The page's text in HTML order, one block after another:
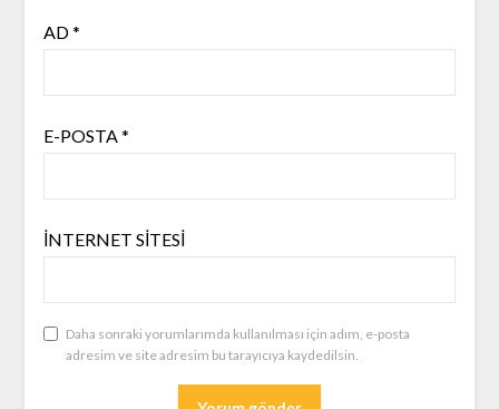
AD*
E-POSTA*
İNTERNET SITESI
Daha sonraki yorumlarımda kullanılması için adım, e-posta
adresim ve site adresim bu tarayıcıya kaydedilsin.